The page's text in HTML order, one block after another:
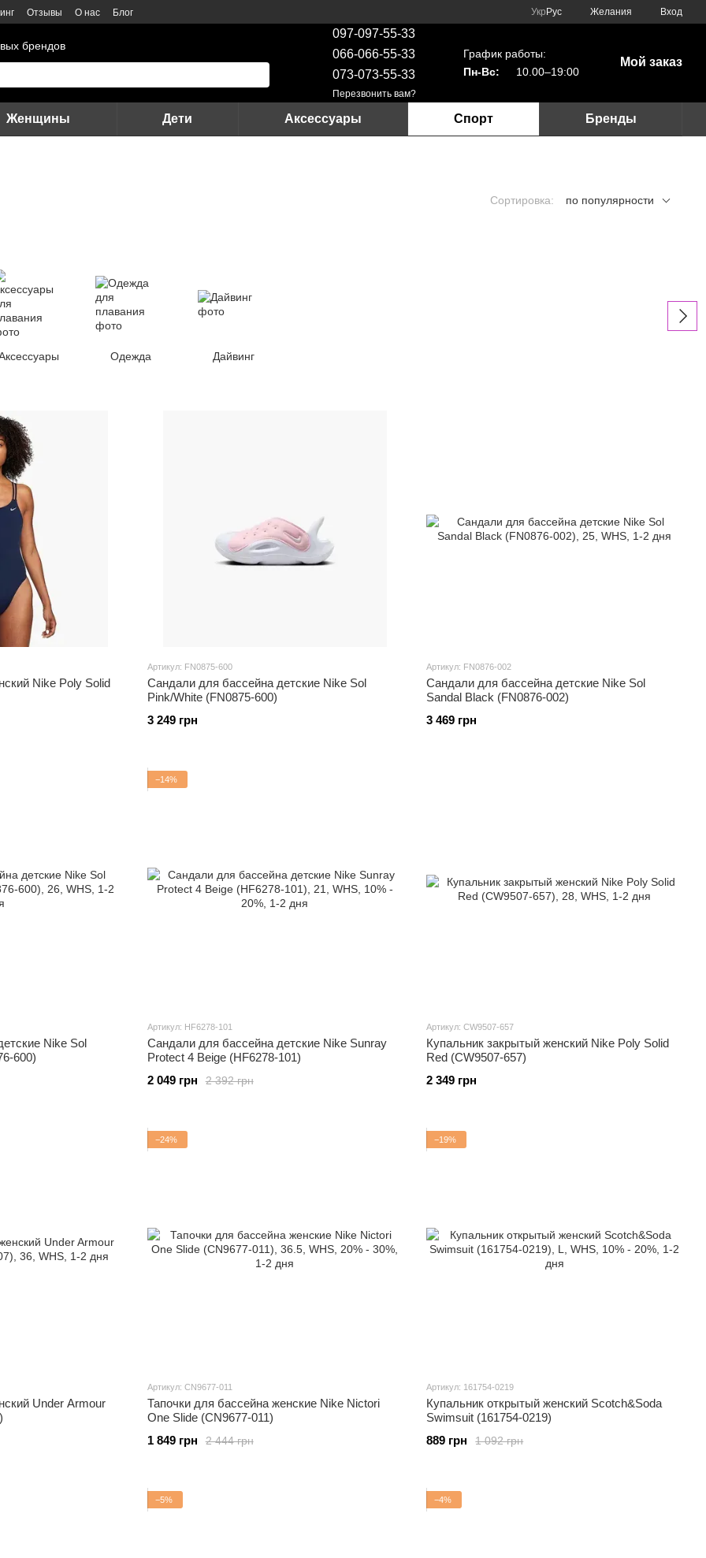
Отзывы О нас Блог Укр Рус Желания Вход
брендов
097-097-55-33
066-066-55-33
073-073-55-33
Перезвонить вам?
График работы:
Пн-Вс:
10.00–19:00
Мой заказ
Женщины Дети Аксессуары Спорт Бренды
Сортировка: по популярности
Одежда Дайвинг
Nike Poly Solid
Артикул: FN0875-600
Сандали для бассейна детские Nike Sol
Pink/White (FN0875-600)
3 249 грн
Артикул: FN0876-002
Сандали для бассейна детские Nike Sol
Sandal Black (FN0876-002)
3 469 грн
Nike Sol
600)
−14%
Артикул: HF6278-101
Сандали для бассейна детские Nike Sunray
Protect 4 Beige (HF6278-101)
2 392 грн
2 049 грн
Артикул: CW9507-657
Купальник закрытый женский Nike Poly Solid
Red (CW9507-657)
2 349 грн
Under Armour
−24%
Артикул: CN9677-011
Тапочки для бассейна женские Nike Nictori
One Slide (CN9677-011)
2 444 грн
1 849 грн
−19%
Артикул: 161754-0219
Купальник открытый женский Scotch&Soda
Swimsuit (161754-0219)
1 092 грн
889 грн
−5% −4%